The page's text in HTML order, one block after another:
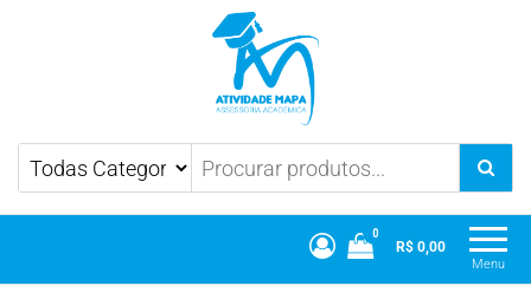
Atividade Mapa Mapa UniCesumar
Menu
0
R$ 0,00